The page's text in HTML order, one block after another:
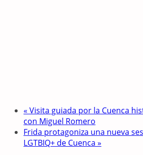
« Visita guiada por la Cuenca
con Miguel Romero
Frida protagoniza una nueva
LGTBIQ+ de Cuenca »